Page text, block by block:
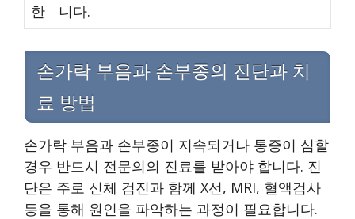
한
니다.
손가락 부음과 손부종의 진단과 치
료 방법
손가락 부음과 손부종이 지속되거나 통증이 심할
경우 반드시 전문의의 진료를 받아야 합니다. 진
단은 주로 신체 검진과 함께 X선, MRI, 혈액검사
등을 통해 원인을 파악하는 과정이 필요합니다.